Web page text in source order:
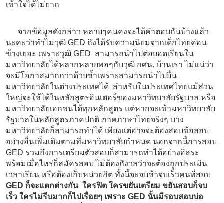
เข้าใจได้ไม่ยาก
จากข้อมูลดังกล่าว หลายๆคนคงจะได้คำตอบกันบ้างแล้ว
นะคะว่าทำไมวุฒิ GED ถึงได้รับความนิยมจากเด็กไทยค่อน
ข้างเยอะ เพราะวุฒิ GED สามารถนำไปต่อยอดเรียนใน
มหาวิทยาลัยได้หลากหลายพอๆกับวุฒิ กศน. บ้านเรา ไม่แน่ว่า
จะมีโอกาสมากกว่าด้วยซ้ำเพราะสามารถนำไปยื่น
มหาวิทยาลัยในต่างประเทศได้ สำหรับในประเทศไทยแม้ส่วน
ใหญ่จะใช้ได้ในหลักสูตรอินเตอร์ของมหาวิทยาลัยรัฐบาล หรือ
มหาวิทยาลัยเอกชนได้ทุกหลักสูตร แต่หากจะเข้ามหาวิทยาลัย
รัฐบาลในหลักสูตรภาคปกติ ภาคภาษาไทยจริงๆ บาง
มหาวิทยาลัยก็สามารถทำได้ เพียงแต่อาจจะต้องสอบข้อสอบ
อย่างอื่นเพิ่มเติมตามที่มหาวิทยาลัยกำหนด นอกจากนี้การสอบ
GED รวมถึงการเตรียมตัวสอบก็สามารถทำได้อย่างอิสระ
พร้อมเมื่อไหร่ก็สมัครสอบ ไม่ต้องกังวลว่าจะต้องถูกประเมิน
เวลาเรียน หรือต้องเก็บหน่วยกิต ทั้งนี้จะจบช้าจบเร็วคนที่สอบ
GED ก็จะแตกต่างกัน ใครฟิต ใครขยันเตรียม ขยันสอบก็จบ
เร็ว ใครไม่รีบมากก็ไปเรื่อยๆ เพราะ GED นั้นมีรอบสอบบ่อ